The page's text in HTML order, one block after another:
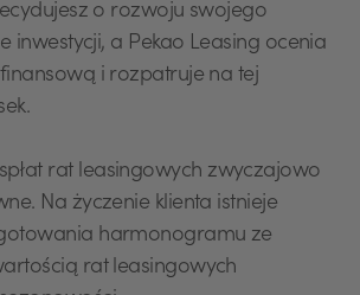
o rozwoju swojego
inwestycji, a Pekao Leasing ocenia
i rozpatruje na tej
rat leasingowych zwyczajowo
Na życzenie klienta istnieje
harmonogramu ze
rat leasingowych